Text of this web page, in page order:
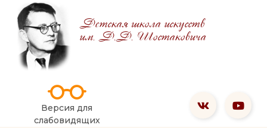
Детская школа искусств
им. Д.Д. Шостаковича
Версия для
слабовидящих